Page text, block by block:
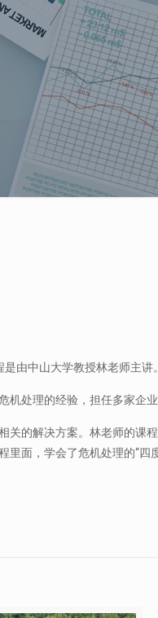
由中山大学教授林老师主讲。
处理的经验，担任多家企
的解决方案。林老师的课
面，学会了危机处理的“